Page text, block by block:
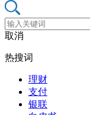
取消
热搜词
理财
支付
银联